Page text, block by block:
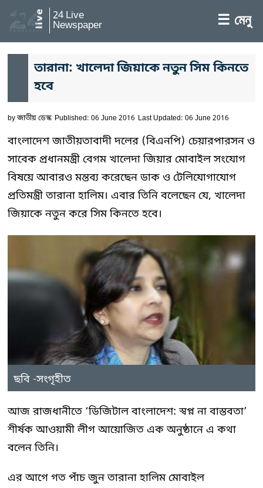
24 Live
Newspaper ☰ মেনু
তারানা: খালেদা জিয়াকে নতুন সিম কিনতে
হবে
byজাতীয় ডেস্ক Published: 06 June 2016 Last Updated: 06 June 2016
বাংলাদেশ জাতীয়তাবাদী দলের (বিএনপি) চেয়ারপারসন ও
সাবেক প্রধানমন্ত্রী বেগম খালেদা জিয়ার মোবাইল সংযোগ
বিষয়ে আবারও মন্তব্য করেছেন ডাক ও টেলিযোগাযোগ
প্রতিমন্ত্রী তারানা হালিম। এবার তিনি বলেছেন যে, খালেদা
জিয়াকে নতুন করে সিম কিনতে হবে।
ছবি -সংগৃহীত
আজ রাজধানীতে ‘ডিজিটাল বাংলাদেশ: স্বপ্ন না বাস্তবতা’
শীর্ষক আওয়ামী লীগ আয়োজিত এক অনুষ্ঠানে এ কথা
বলেন তিনি।
এর আগে গত পাঁচ জুন তারানা হালিম মোবাইল